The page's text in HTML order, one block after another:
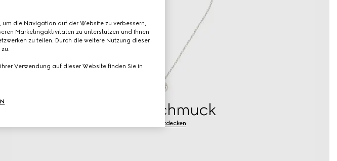
silberschmuck
Mehr entdecken
die Navigation auf der Website zu verbessern,
Marketingaktivitäten zu unterstützen und Ihnen
zu teilen. Durch die weitere Nutzung dieser
Verwendung auf dieser Website finden Sie in